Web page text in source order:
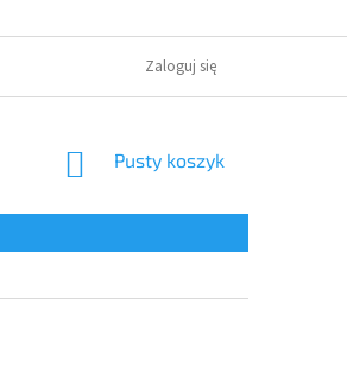
POLITYKA OCHRONY PRYWATNOŚCI
Zaloguj się
KOSZYK
Pusty koszyk